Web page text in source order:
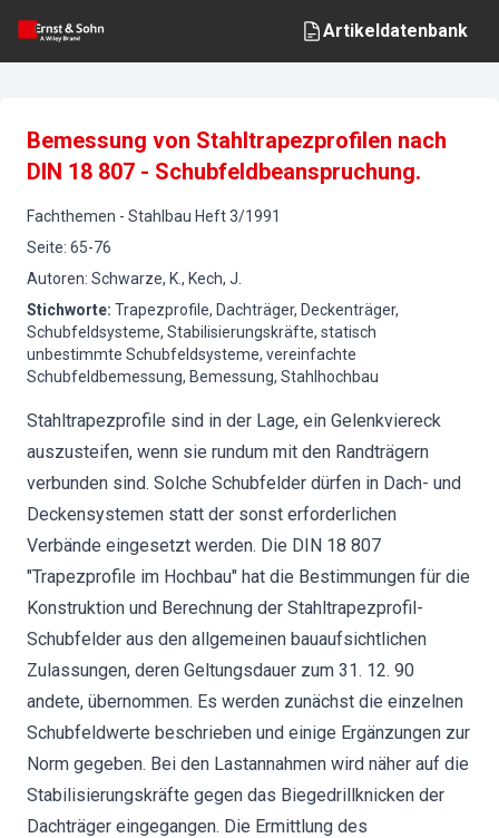
Artikeldatenbank
Bemessung von Stahltrapezprofilen nach
DIN 18 807 - Schubfeldbeanspruchung.
Fachthemen - Stahlbau Heft3/1991
Seite: 65-76
Autoren: Schwarze, K., Kech, J.
Stichworte: Trapezprofile, Dachträger, Deckenträger,
Schubfeldsysteme, Stabilisierungskräfte, statisch
unbestimmte Schubfeldsysteme, vereinfachte
Schubfeldbemessung, Bemessung, Stahlhochbau
Stahltrapezprofile sind in der Lage, ein Gelenkviereck
auszusteifen, wenn sie rundum mit den Randträgern
verbunden sind. Solche Schubfelder dürfen in Dach- und
Deckensystemen statt der sonst erforderlichen
Verbände eingesetzt werden. Die DIN 18 807
"Trapezprofile im Hochbau" hat die Bestimmungen für die
Konstruktion und Berechnung der Stahltrapezprofil-
Schubfelder aus den allgemeinen bauaufsichtlichen
Zulassungen, deren Geltungsdauer zum 31. 12. 90
andete, übernommen. Es werden zunächst die einzelnen
Schubfeldwerte beschrieben und einige Ergänzungen zur
Norm gegeben. Bei den Lastannahmen wird näher auf die
Stabilisierungskräfte gegen das Biegedrillknicken der
Dachträger eingegangen. Die Ermittlung des